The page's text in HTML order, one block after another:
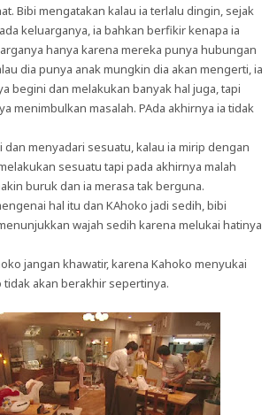
Bibi mengatakan kalau ia terlalu dingin, sejak
keluarganya, ia bahkan berfikir kenapa ia
hanya karena mereka punya hubungan
dia punya anak mungkin dia akan mengerti, ia
begini dan melakukan banyak hal juga, tapi
menimbulkan masalah. PAda akhirnya ia tidak
dan menyadari sesuatu, kalau ia mirip dengan
sesuatu tapi pada akhirnya malah
buruk dan ia merasa tak berguna.
hal itu dan KAhoko jadi sedih, bibi
wajah sedih karena melukai hatinya
jangan khawatir, karena Kahoko menyukai
akan berakhir sepertinya.